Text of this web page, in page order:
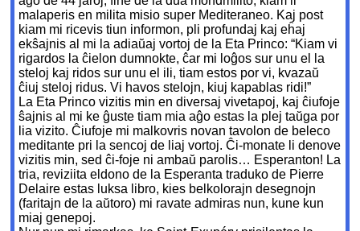
malaperis en milita misio super Mediteraneo. Kaj post
kiam mi ricevis tiun informon, pli profundaj kaj eĥaj
ekŝajnis al mi la adiaŭaj vortoj de la Eta Princo: “Kiam vi
rigardos la ĉielon dumnokte, ĉar mi loĝos sur unu el la
steloj kaj ridos sur unu el ili, tiam estos por vi, kvazaŭ
ĉiuj steloj ridus. Vi havos stelojn, kiuj kapablas ridi!”
La Eta Princo vizitis min en diversaj vivetapoj, kaj ĉiufoje
ŝajnis al mi ke ĝuste tiam mia aĝo estas la plej taŭga por
lia vizito. Ĉiufoje mi malkovris novan tavolon de beleco
meditante pri la sencoj de liaj vortoj. Ĉi-monate li denove
vizitis min, sed ĉi-foje ni ambaŭ parolis… Esperanton! La
tria, reviziita eldono de la Esperanta traduko de Pierre
Delaire estas luksa libro, kies belkolorajn desegnojn
(faritajn de la aŭtoro) mi ravate admiras nun, kune kun
miaj genepoj.